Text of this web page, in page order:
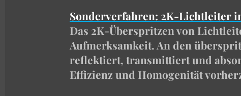
Sonderverfahren: 2K-Lichtleiter
Das 2K-Überspritzen von
Aufmerksamkeit. An den
reflektiert, transmittiert und
Effizienz und Homogenität